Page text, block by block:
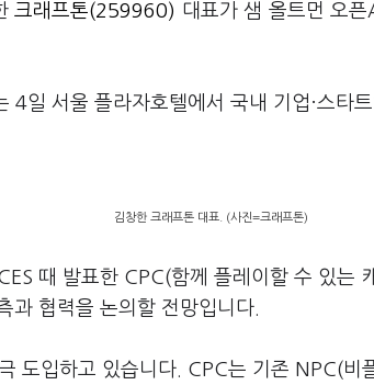
크래프톤(259960) 대표가 샘 올트먼 오
4일 서울 플라자호텔에서 국내 기업·스타
김창한 크래프톤 대표. (사진=크래프톤)
때 발표한 CPC(함께 플레이할 수 있는
과 협력을 논의할 전망입니다.
도입하고 있습니다. CPC는 기존 NPC(비